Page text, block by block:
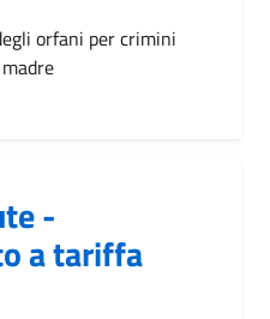
orfani per crimini
-
a tariffa